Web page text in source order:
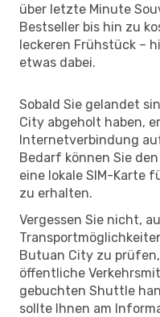
über letzte Minute
Bestseller bis hin zu
leckeren Frühstück –
etwas dabei.
Sobald Sie gelandet
City abgeholt haben,
Internetverbindung
Bedarf können Sie
eine lokale SIM-Karte
zu erhalten.
Vergessen Sie nicht,
Butuan City zu
öffentliche
gebuchten Shuttle
sollte Ihnen am